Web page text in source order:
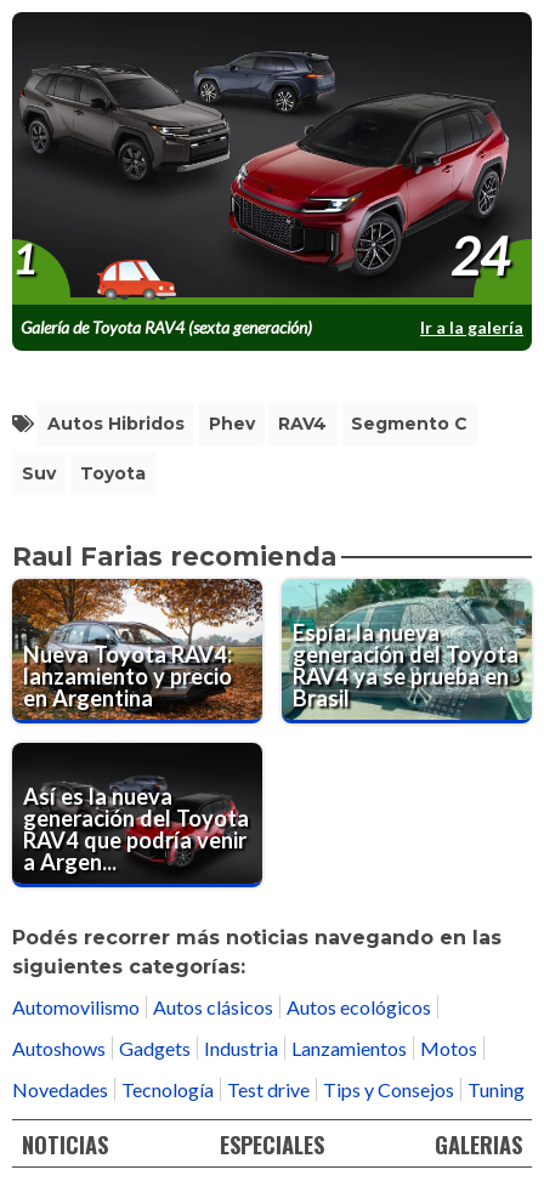
Galería de Toyota RAV4 (sexta generación) Ir a la galería
1 24
Autos Hibridos Phev RAV4 Segmento C
Suv Toyota
Raul Farias recomienda
Nueva Toyota RAV4:
lanzamiento y precio
en Argentina
Espía: la nueva
generación del Toyota
RAV4 ya se prueba en
Brasil
Así es la nueva
generación del Toyota
RAV4 que podría venir
a Argen...
Podés recorrer más noticias navegando en las
siguientes categorías:
Automovilismo Autos clásicos
Autos ecológicos
Autoshows
Gadgets Industria Lanzamientos
Motos
Novedades
Tecnología Test drive Tips y Consejos Tuning
NOTICIAS ESPECIALES GALERIAS